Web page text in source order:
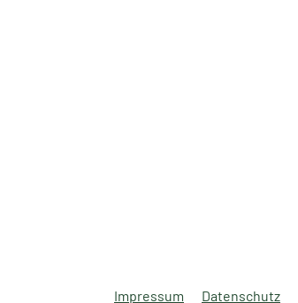
Impressum Datenschutz